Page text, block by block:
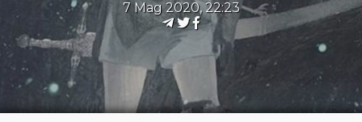
7 Mag 2020, 22:23